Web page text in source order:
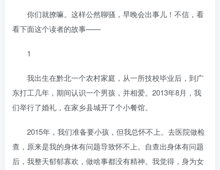
你们就撩嘛。这样公然聊骚，早晚会出事儿！不信，看
看下面这个读者的故事——
1
我出生在黔北一个农村家庭，从一所技校毕业后，到广
东打工几年，期间认识一个男孩，并相爱。2013年8月，我
们举行了婚礼，在家乡县城开了个小餐馆。
2015年，我们准备要小孩，但我总怀不上。去医院做检
查，原来是我的身体有问题导致怀不上。自查出身体有问题
后，我整天郁郁寡欢，做啥事都没有精神。我觉得，身为女